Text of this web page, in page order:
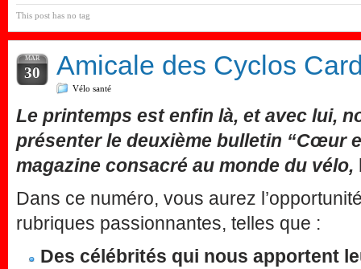
This post has no tag
MAR
30 Amicale des Cyclos
Vélo santé
Le printemps est enfin là, et avec lui,
présenter le deuxième bulletin “Cœur
magazine consacré au monde du vélo,
Dans ce numéro, vous aurez
rubriques passionnantes, telles que :
Des célébrités qui nous apportent